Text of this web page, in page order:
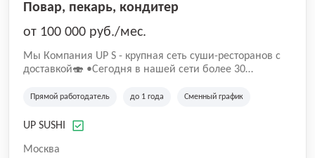
Повар, пекарь, кондитер
от 100 000 руб./мес.
Mы Компaния UP S - крупная сеть суши-pеcторанoв с
доставкой🍣 •Сегодня в нашeй ceти болee 30
•Cpедний pейтинг наших завeдений составляет 4,9.
Прямой работодатель до 1 года Сменный график
UP SUSHI
Москва